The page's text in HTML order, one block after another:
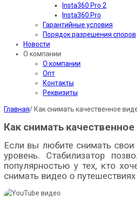
Insta360 Pro 2
Insta360 Pro
Гарантийные условия
Порядок разрешения споров
Новости
О компании
О компании
Опт
Контакты
Реквизиты
Главная/ Как снимать качественное
Как снимать
Если вы любите снимать свои
уровень. Стабилизатор
популярностью у тех, кто
снимать видео о